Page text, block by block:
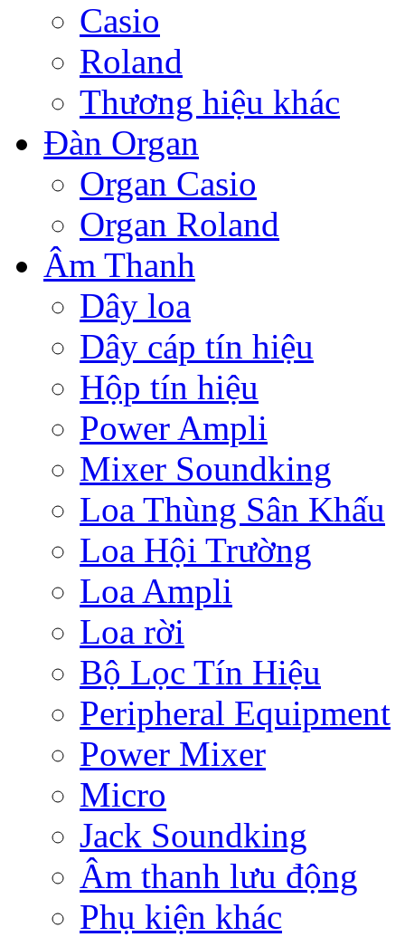
Casio
Roland
Thương hiệu khác
Đàn Organ
Organ Casio
Organ Roland
Âm Thanh
Dây loa
Dây cáp tín hiệu
Hộp tín hiệu
Power Ampli
Mixer Soundking
Loa Thùng Sân Khấu
Loa Hội Trường
Loa Ampli
Loa rời
Bộ Lọc Tín Hiệu
Peripheral Equipment
Power Mixer
Micro
Jack Soundking
Âm thanh lưu động
Phụ kiện khác